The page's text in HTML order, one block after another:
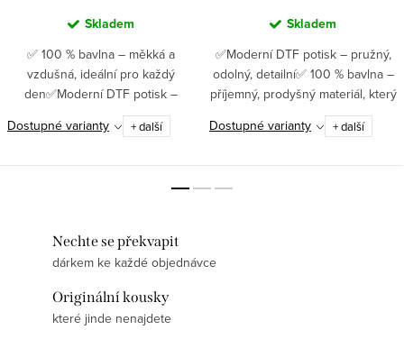
Skladem
✅ 100 % bavlna – měkká a
vzdušná, ideální pro každý
den✅Moderní DTF potisk –
pružný, odolný, detailní ✅ Gramáž
180 g/m² – pevný materiál, který
Dostupné varianty + další
Skladem
✅Moderní DTF potisk – pružný,
odolný, detailní✅ 100 % bavlna –
příjemný, prodyšný materiál, který
se nosí s lehkostí ✅ Gramáž 180
g/m² – kvalitní tričko, které vydrží
Dostupné varianty + další
Nechte se překvapit
dárkem ke každé objednávce
Originální kousky
které jinde nenajdete